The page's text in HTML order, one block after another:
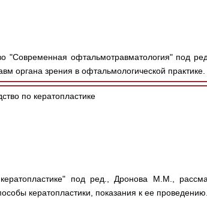
"Современная офтальмотравматология" под
органа зрения в офтальмологической
по кератопластике
под ред., Дронова М.М.,
кератопластики, показания к ее